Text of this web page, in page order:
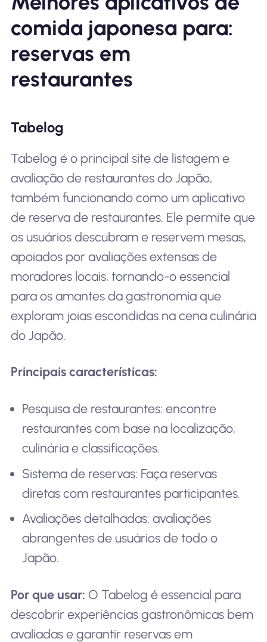
comida japonesa para:
reservas em
restaurantes
Tabelog
Tabelog é o principal site de listagem e
avaliação de restaurantes do Japão,
também funcionando como um aplicativo
de reserva de restaurantes. Ele permite que
os usuários descubram e reservem mesas,
apoiados por avaliações extensas de
moradores locais, tornando-o essencial
para os amantes da gastronomia que
exploram joias escondidas na cena culinária
do Japão.
Principais características:
Pesquisa de restaurantes: encontre
restaurantes com base na localização,
culinária e classificações.
Sistema de reservas: Faça reservas
diretas com restaurantes participantes.
Avaliações detalhadas: avaliações
abrangentes de usuários de todo o
Japão.
Por que usar: O Tabelog é essencial para
descobrir experiências gastronômicas bem
avaliadas e garantir reservas em